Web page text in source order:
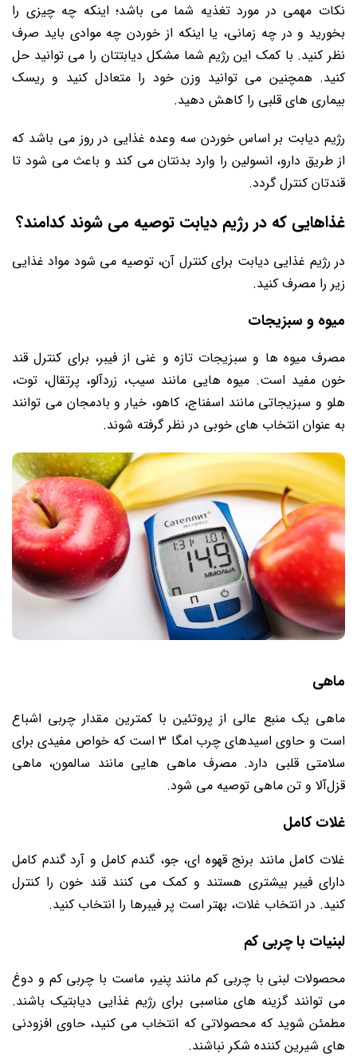
نکات مهمی در مورد تغذیه شما می باشد؛ اینکه چه چیزی را
بخورید و در چه زمانی، یا اینکه از خوردن چه موادی باید صرف
نظر کنید. با کمک این رژیم شما مشکل دیابتتان را می توانید حل
کنید. همچنین می توانید وزن خود را متعادل کنید و ریسک
بیماری های قلبی را کاهش دهید.
رژیم دیابت بر اساس خوردن سه وعده غذایی در روز می باشد که
از طریق دارو، انسولین را وارد بدنتان می کند و باعث می شود تا
قندتان کنترل گردد.
غذاهایی که در رژیم دیابت توصیه می شوند کدامند؟
در رژیم غذایی دیابت برای کنترل آن، توصیه می شود مواد غذایی
زیر را مصرف کنید.
میوه و سبزیجات
مصرف میوه‌ ها و سبزیجات تازه و غنی از فیبر، برای کنترل قند
خون مفید است. میوه‌ هایی مانند سیب، زردآلو، پرتقال، توت،
هلو و سبزیجاتی مانند اسفناج، کاهو، خیار و بادمجان می توانند
به عنوان انتخاب‌ های خوبی در نظر گرفته شوند.
ماهی
ماهی یک منبع عالی از پروتئین با کمترین مقدار چربی اشباع
است و حاوی اسیدهای چرب امگا 3 است که خواص مفیدی برای
سلامتی قلبی دارد. مصرف ماهی ‌هایی مانند سالمون، ماهی
قزل‌آلا و تن ماهی توصیه می شود.
غلات کامل
غلات کامل مانند برنج قهوه ‌ای، جو، گندم کامل و آرد گندم کامل
دارای فیبر بیشتری هستند و کمک می کنند قند خون را کنترل
کنید. در انتخاب غلات، بهتر است پر فیبرها را انتخاب کنید.
لبنیات با چربی کم
محصولات لبنی با چربی کم مانند پنیر، ماست با چربی کم و دوغ
می توانند گزینه‌ های مناسبی برای رژیم غذایی دیابتیک باشند.
مطمئن شوید که محصولاتی که انتخاب می کنید، حاوی افزودنی‌
های شیرین‌ کننده شکر نباشند.